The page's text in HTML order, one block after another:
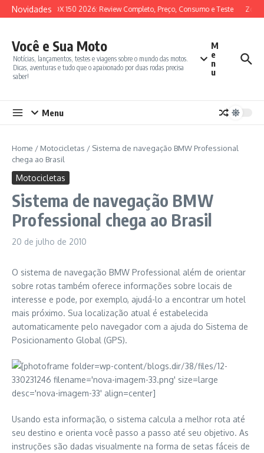
Ir para o conteúdo
NovidadesSYM ADX 150 2026: Review Completo, Preço, Consumo e Teste
Você e Sua Moto
Notícias, lançamentos, testes e viagens sobre o mundo das motos.
Dicas, aventuras e tudo que o apaixonado por duas rodas precisa
saber!
M
e
n
u
Menu
Home / Motocicletas / Sistema de navegação BMW Professional
chega ao Brasil
Motocicletas
Sistema de navegação BMW
Professional chega ao Brasil
20 de julho de 2010
O sistema de navegação BMW Professional além de orientar
sobre rotas também oferece informações sobre locais de
interesse e pode, por exemplo, ajudá-lo a encontrar um hotel
mais próximo. Sua localização atual é estabelecida
automaticamente pelo navegador com a ajuda do Sistema de
Posicionamento Global (GPS).
Usando esta informação, o sistema calcula a melhor rota até
seu destino e orienta você passo a passo até seu objetivo. As
instruções são dadas visualmente na forma de setas fáceis de